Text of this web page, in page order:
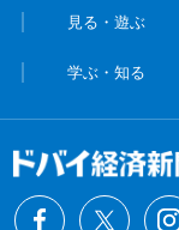
見る・遊ぶ
学ぶ・知る